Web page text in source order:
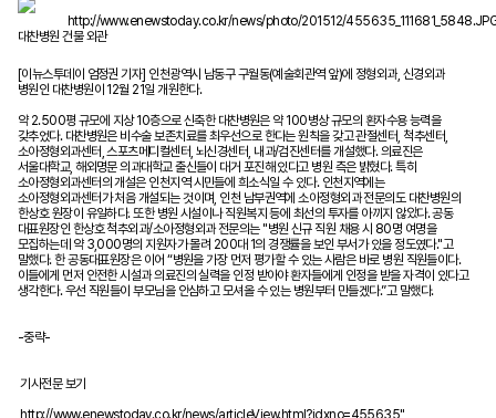
http://www.enewstoday.co.kr/news/photo/201512/
대찬병원 건물 외관
[이뉴스투데이 엄정권 기자] 인천광역시 남동구 구월동(예술회관역 앞)에 정형외과, 신경외과
병원인 대찬병원이 12월 21일 개원한다.
약 2.500평 규모에 지상 10층으로 신축한 대찬병원은 약 100병상 규모의 환자수용 능력을
갖추었다. 대찬병원은 비수술 보존치료를 최우선으로 한다는 원칙을 갖고 관절센터, 척추센터,
소아정형외과센터, 스포츠메디컬센터, 뇌신경센터, 내과/검진센터를 개설했다. 의료진은
서울대학교, 해외명문 의과대학교 출신들이 대거 포진해 있다고 병원 측은 밝혔다. 특히
소아정형외과센터의 개설은 인천지역 시민들에 희소식일 수 있다. 인천지역에는
소아정형외과센터가 처음 개설되는 것이며, 인천 남부권역에 소아정형외과 전문의도 대찬병원의
한상호 원장이 유일하다. 또한 병원 시설이나 직원복지 등에 최선의 투자를 아끼지 않았다. 공동
대표원장인 한상호 척추외과/소아정형외과 전문의는 "병원 신규 직원 채용 시 80명 여명을
모집하는데 약 3,000명의 지원자가 몰려 200대 1의 경쟁률을 보인 부서가 있을 정도였다."고
말했다. 한 공동대표원장은 이어 “병원을 가장 먼저 평가할 수 있는 사람은 바로 병원 직원들이다.
이들에게 먼저 안전한 시설과 의료진의 실력을 인정 받아야 환자들에게 인정을 받을 자격이 있다고
생각한다. 우선 직원들이 부모님을 안심하고 모셔올 수 있는 병원부터 만들겠다.”고 말했다.
-중략-
기사전문 보기
http://www.enewstoday.co.kr/news/articleView.html?idxno=455635"